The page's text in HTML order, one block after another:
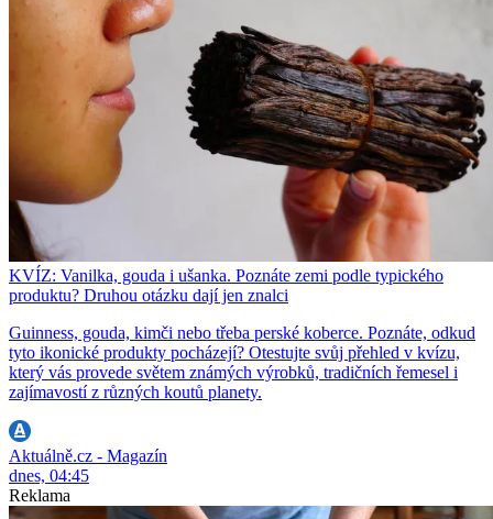
KVÍZ: Vanilka, gouda i ušanka. Poznáte zemi podle typického
produktu? Druhou otázku dají jen znalci
Guinness, gouda, kimči nebo třeba perské koberce. Poznáte, odkud
tyto ikonické produkty pocházejí? Otestujte svůj přehled v kvízu,
který vás provede světem známých výrobků, tradičních řemesel i
zajímavostí z různých koutů planety.
Aktuálně.cz - Magazín
dnes, 04:45
Reklama